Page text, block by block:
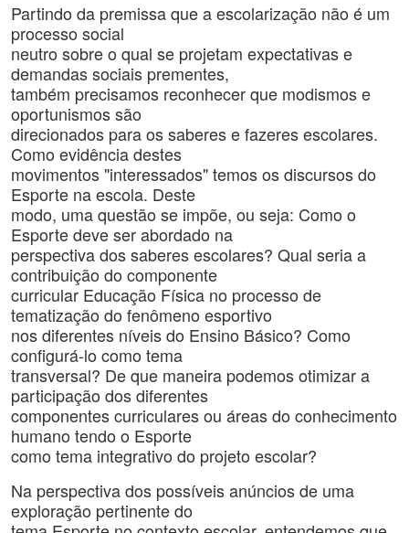
Partindo da premissa que a escolarização não é um
processo social
neutro sobre o qual se projetam expectativas e
demandas sociais prementes,
também precisamos reconhecer que modismos e
oportunismos são
direcionados para os saberes e fazeres escolares.
Como evidência destes
movimentos "interessados" temos os discursos do
Esporte na escola. Deste
modo, uma questão se impõe, ou seja: Como o
Esporte deve ser abordado na
perspectiva dos saberes escolares? Qual seria a
contribuição do componente
curricular Educação Física no processo de
tematização do fenômeno esportivo
nos diferentes níveis do Ensino Básico? Como
configurá-lo como tema
transversal? De que maneira podemos otimizar a
participação dos diferentes
componentes curriculares ou áreas do conhecimento
humano tendo o Esporte
como tema integrativo do projeto escolar?
Na perspectiva dos possíveis anúncios de uma
exploração pertinente do